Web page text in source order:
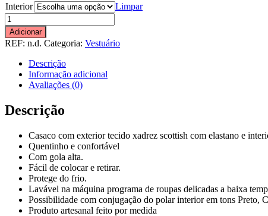
Interior
Limpar
Quantidade
de
POLAR
SCOTTISH
WALES
Adicionar
REF: n.d. Categoria: Vestuário
Descrição
Informação adicional
Avaliações (0)
Descrição
Casaco com exterior tecido xadrez scottish com elastano e
Quentinho e confortável
Com gola alta.
Fácil de colocar e retirar.
Protege do frio.
Lavável na máquina programa de roupas delicadas a baixa
Possibilidade com conjugação do polar interior em tons Preto,
Produto artesanal feito por medida